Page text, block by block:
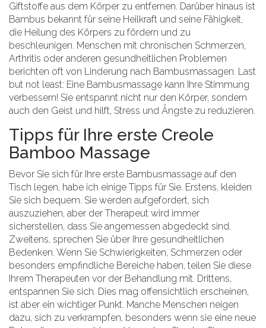
Giftstoffe aus dem Körper zu entfernen. Darüber hinaus ist
Bambus bekannt für seine Heilkraft und seine Fähigkeit,
die Heilung des Körpers zu fördern und zu
beschleunigen. Menschen mit chronischen Schmerzen,
Arthritis oder anderen gesundheitlichen Problemen
berichten oft von Linderung nach Bambusmassagen. Last
but not least: Eine Bambusmassage kann Ihre Stimmung
verbessern! Sie entspannt nicht nur den Körper, sondern
auch den Geist und hilft, Stress und Ängste zu reduzieren.
Tipps für Ihre erste Creole
Bamboo Massage
Bevor Sie sich für Ihre erste Bambusmassage auf den
Tisch legen, habe ich einige Tipps für Sie. Erstens, kleiden
Sie sich bequem. Sie werden aufgefordert, sich
auszuziehen, aber der Therapeut wird immer
sicherstellen, dass Sie angemessen abgedeckt sind.
Zweitens, sprechen Sie über Ihre gesundheitlichen
Bedenken. Wenn Sie Schwierigkeiten, Schmerzen oder
besonders empfindliche Bereiche haben, teilen Sie diese
Ihrem Therapeuten vor der Behandlung mit. Drittens,
entspannen Sie sich. Dies mag offensichtlich erscheinen,
ist aber ein wichtiger Punkt. Manche Menschen neigen
dazu, sich zu verkrampfen, besonders wenn sie eine neue